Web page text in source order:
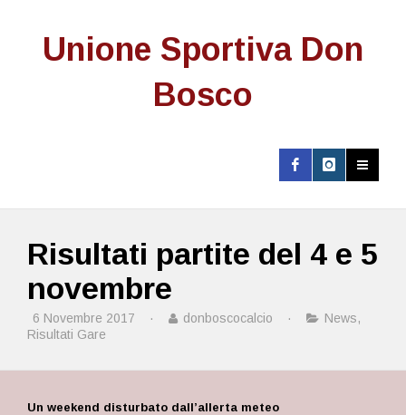
Unione Sportiva Don
Bosco
Risultati partite del 4 e 5
novembre
6 Novembre 2017 · donboscocalcio · News,
Risultati Gare
Un weekend disturbato dall’allerta meteo